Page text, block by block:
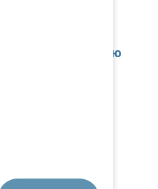
Концепцию
34 35